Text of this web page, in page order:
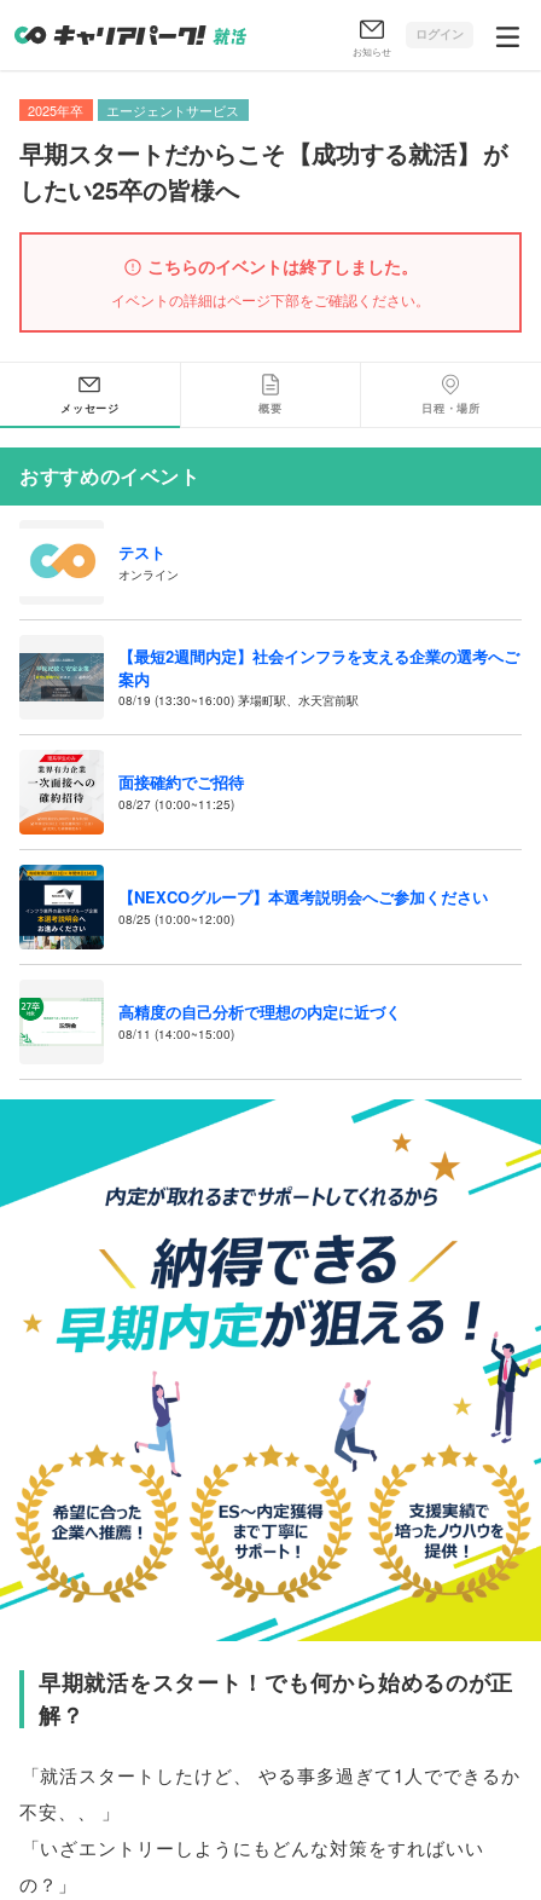
お知らせ
ログイン
2025年卒 エージェントサービス
早期スタートだからこそ 【成功する就活】 が
したい25卒の皆様へ
こちらのイベントは終了しました。
イベントの詳細はページ下部をご確認ください。
メッセージ 概要 日程・場所
おすすめのイベント
テスト
オンライン
【最短2週間内定】社会インフラを支える企業の選考へご
案内
08/19 (13:30~16:00) 茅場町駅、水天宮前駅
面接確約でご招待
08/27 (10:00~11:25)
【NEXCOグループ】本選考説明会へご参加ください
08/25 (10:00~12:00)
高精度の自己分析で理想の内定に近づく
08/11 (14:00~15:00)
早期就活をスタート！でも何から始めるのが正
解？
「就活スタートしたけど、
やる事多過ぎて1人でできるか
不安、、
」
「いざエントリーしようにもどんな対策をすればいい
の？ 」